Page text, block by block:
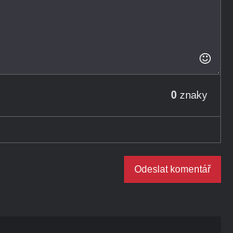
0 znaky
Odeslat komentář